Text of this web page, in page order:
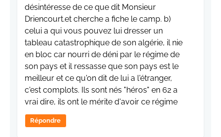
désintéresse de ce que dit Monsieur
Driencourt.et cherche a fiche le camp. b)
celui a qui vous pouvez lui dresser un
tableau catastrophique de son algérie, il nie
en bloc car nourri de déni par le régime de
son pays et il ressasse que son pays est le
meilleur et ce qu'on dit de lui a l'étranger,
c'est complots. Ils sont nés "héros" en 62 a
vrai dire, ils ont le mérite d'avoir ce régime
Répondre